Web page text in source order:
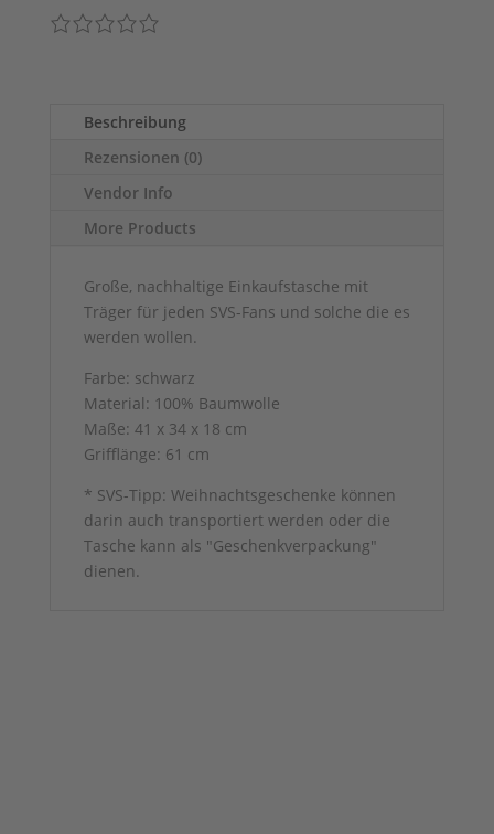
Beschreibung
Rezensionen (0)
Vendor Info
More Products
Große, nachhaltige Einkaufstasche mit
Träger für jeden SVS-Fans und solche die es
werden wollen.
Farbe: schwarz
Material: 100% Baumwolle
Maße: 41 x 34 x 18 cm
Grifflänge: 61 cm
* SVS-Tipp: Weihnachtsgeschenke können
darin auch transportiert werden oder die
Tasche kann als "Geschenkverpackung"
dienen.